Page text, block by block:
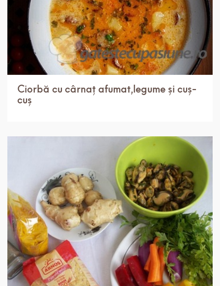
Ciorbă cu cârnaț afumat,legume și cuș-
cuș
IN 30 MIN. MEDIU 4 PORTII